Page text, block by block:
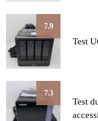
7.9
Test
7.3
Test